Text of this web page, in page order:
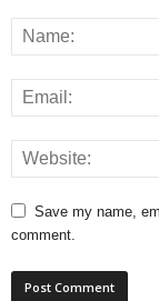
Save my name,
comment.